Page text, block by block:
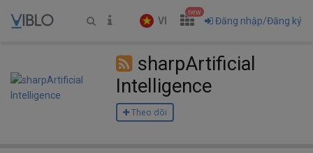
VI
new
Đăng nhập/Đăng ký
sharpArtificial
Intelligence
Theo dõi